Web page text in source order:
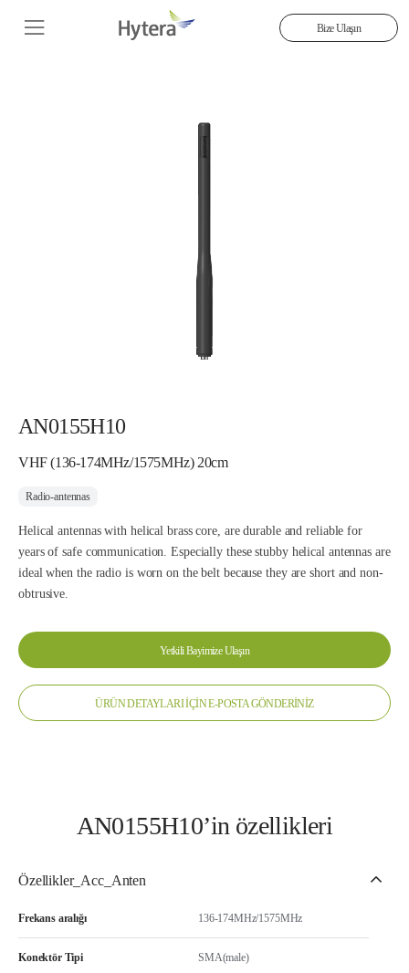
Bize Ulaşın
AN0155H10
VHF (136-174MHz/1575MHz) 20cm
Radio-antennas
Helical antennas with helical brass core, are durable and reliable for
years of safe communication. Especially these stubby helical antennas are
ideal when the radio is worn on the belt because they are short and non-
obtrusive.
Yetkili Bayimize Ulaşın
ÜRÜN DETAYLARI İÇİN E-POSTA GÖNDERİNİZ
AN0155H10’in özellikleri
Özellikler_Acc_Anten
Frekans aralığı 136-174MHz/1575MHz
Konektör Tipi SMA(male)